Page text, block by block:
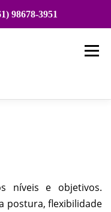
98678-3951
Menu
níveis e objetivos.
postura, flexibilidade